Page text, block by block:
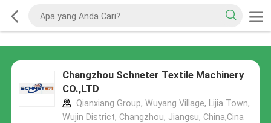
Changzhou Schneter Textile Machinery
CO.,LTD
Qianxiang Group, Wuyang Village, Lijia Town,
Wujin District, Changzhou, Jiangsu, China,Cina